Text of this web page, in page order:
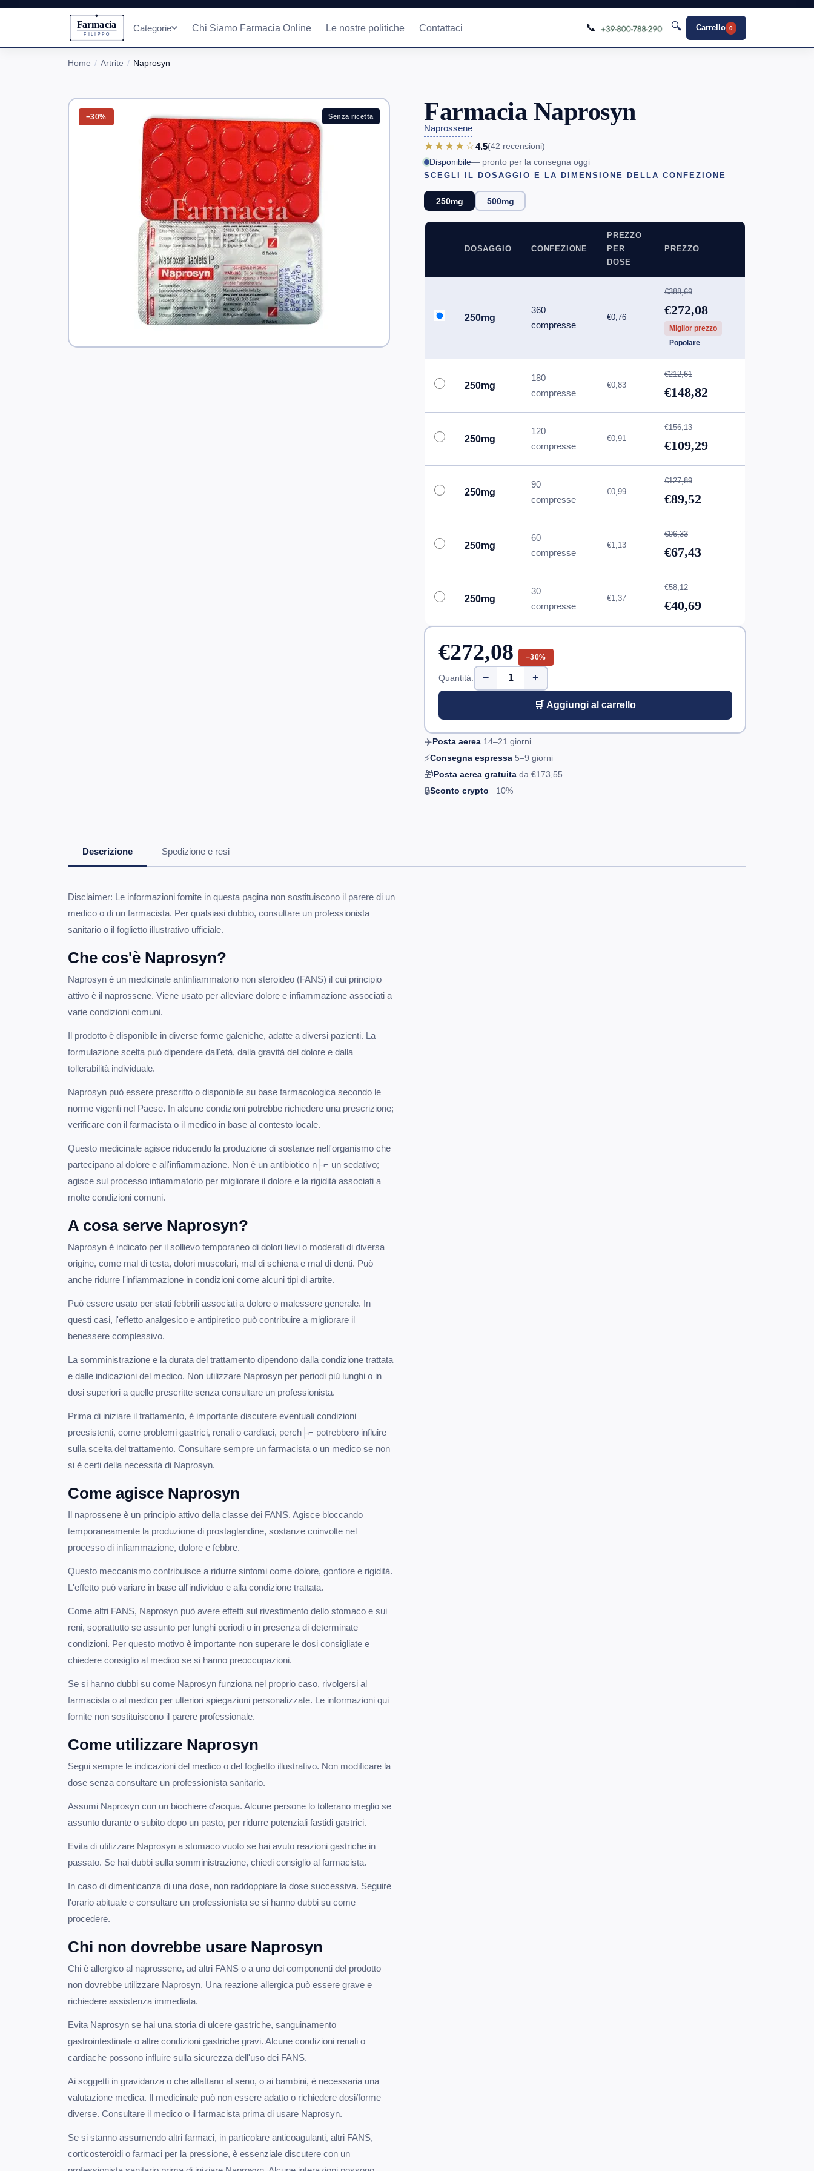
Farmacia
FILIPPO
Categorie Chi Siamo Farmacia Online Le nostre politiche Contattaci 📞 🔍 Carrello 0
Home Artrite Naprosyn
−30% Senza ricetta Farmacia Naprosyn
Naprossene
★★★★☆4.5(42 recensioni)
Disponibile— pronto per la consegna oggi
SCEGLI IL DOSAGGIO E LA DIMENSIONE DELLA CONFEZIONE
250mg 500mg
DOSAGGIO CONFEZIONE
PREZZO
PER
DOSE
PREZZO
250mg
360
compresse
€0,76
€388,69
€272,08
Miglior prezzo
Popolare
250mg
180
compresse
€0,83
€212,61
€148,82
250mg
120
compresse
€0,91
€156,13
€109,29
250mg
90
compresse
€0,99
€127,89
€89,52
250mg
60
compresse
€1,13
€96,33
€67,43
250mg
30
compresse
€1,37
€58,12
€40,69
€272,08 −30%
Quantità: − +
🛒 Aggiungi al carrello
✈️Posta aerea 14–21 giorni
⚡Consegna espressa 5–9 giorni
🎁Posta aerea gratuita da €173,55
🔒Sconto crypto −10%
Descrizione Spedizione e resi
Disclaimer: Le informazioni fornite in questa pagina non sostituiscono il parere di un
medico o di un farmacista. Per qualsiasi dubbio, consultare un professionista
sanitario o il foglietto illustrativo ufficiale.
Che cos'è Naprosyn?
Naprosyn è un medicinale antinfiammatorio non steroideo (FANS) il cui principio
attivo è il naprossene. Viene usato per alleviare dolore e infiammazione associati a
varie condizioni comuni.
Il prodotto è disponibile in diverse forme galeniche, adatte a diversi pazienti. La
formulazione scelta può dipendere dall'età, dalla gravità del dolore e dalla
tollerabilità individuale.
Naprosyn può essere prescritto o disponibile su base farmacologica secondo le
norme vigenti nel Paese. In alcune condizioni potrebbe richiedere una prescrizione;
verificare con il farmacista o il medico in base al contesto locale.
Questo medicinale agisce riducendo la produzione di sostanze nell'organismo che
partecipano al dolore e all'infiammazione. Non è un antibiotico n├⌐ un sedativo;
agisce sul processo infiammatorio per migliorare il dolore e la rigidità associati a
molte condizioni comuni.
A cosa serve Naprosyn?
Naprosyn è indicato per il sollievo temporaneo di dolori lievi o moderati di diversa
origine, come mal di testa, dolori muscolari, mal di schiena e mal di denti. Può
anche ridurre l'infiammazione in condizioni come alcuni tipi di artrite.
Può essere usato per stati febbrili associati a dolore o malessere generale. In
questi casi, l'effetto analgesico e antipiretico può contribuire a migliorare il
benessere complessivo.
La somministrazione e la durata del trattamento dipendono dalla condizione trattata
e dalle indicazioni del medico. Non utilizzare Naprosyn per periodi più lunghi o in
dosi superiori a quelle prescritte senza consultare un professionista.
Prima di iniziare il trattamento, è importante discutere eventuali condizioni
preesistenti, come problemi gastrici, renali o cardiaci, perch├⌐ potrebbero influire
sulla scelta del trattamento. Consultare sempre un farmacista o un medico se non
si è certi della necessità di Naprosyn.
Come agisce Naprosyn
Il naprossene è un principio attivo della classe dei FANS. Agisce bloccando
temporaneamente la produzione di prostaglandine, sostanze coinvolte nel
processo di infiammazione, dolore e febbre.
Questo meccanismo contribuisce a ridurre sintomi come dolore, gonfiore e rigidità.
L'effetto può variare in base all'individuo e alla condizione trattata.
Come altri FANS, Naprosyn può avere effetti sul rivestimento dello stomaco e sui
reni, soprattutto se assunto per lunghi periodi o in presenza di determinate
condizioni. Per questo motivo è importante non superare le dosi consigliate e
chiedere consiglio al medico se si hanno preoccupazioni.
Se si hanno dubbi su come Naprosyn funziona nel proprio caso, rivolgersi al
farmacista o al medico per ulteriori spiegazioni personalizzate. Le informazioni qui
fornite non sostituiscono il parere professionale.
Come utilizzare Naprosyn
Segui sempre le indicazioni del medico o del foglietto illustrativo. Non modificare la
dose senza consultare un professionista sanitario.
Assumi Naprosyn con un bicchiere d'acqua. Alcune persone lo tollerano meglio se
assunto durante o subito dopo un pasto, per ridurre potenziali fastidi gastrici.
Evita di utilizzare Naprosyn a stomaco vuoto se hai avuto reazioni gastriche in
passato. Se hai dubbi sulla somministrazione, chiedi consiglio al farmacista.
In caso di dimenticanza di una dose, non raddoppiare la dose successiva. Seguire
l'orario abituale e consultare un professionista se si hanno dubbi su come
procedere.
Chi non dovrebbe usare Naprosyn
Chi è allergico al naprossene, ad altri FANS o a uno dei componenti del prodotto
non dovrebbe utilizzare Naprosyn. Una reazione allergica può essere grave e
richiedere assistenza immediata.
Evita Naprosyn se hai una storia di ulcere gastriche, sanguinamento
gastrointestinale o altre condizioni gastriche gravi. Alcune condizioni renali o
cardiache possono influire sulla sicurezza dell'uso dei FANS.
Ai soggetti in gravidanza o che allattano al seno, o ai bambini, è necessaria una
valutazione medica. Il medicinale può non essere adatto o richiedere dosi/forme
diverse. Consultare il medico o il farmacista prima di usare Naprosyn.
Se si stanno assumendo altri farmaci, in particolare anticoagulanti, altri FANS,
corticosteroidi o farmaci per la pressione, è essenziale discutere con un